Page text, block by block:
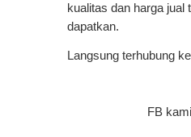
kualitas dan harga jual
dapatkan.
Langsung terhubung
FB